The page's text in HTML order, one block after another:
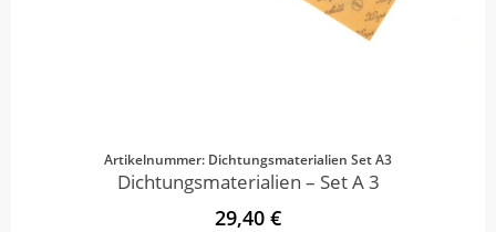
Artikelnummer: Dichtungsmaterialien Set A3
Dichtungsmaterialien – Set A 3
29,40 €